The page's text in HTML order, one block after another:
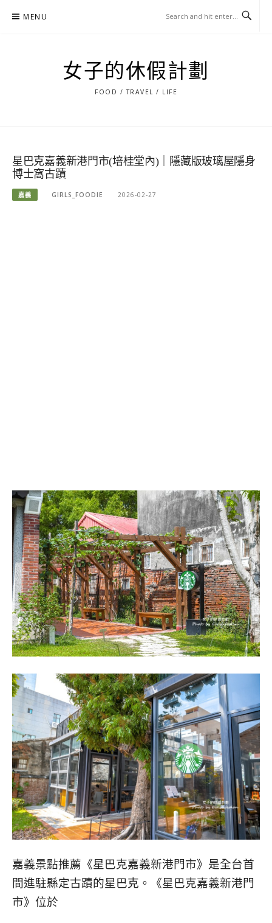
MENU
女子的休假計劃
FOOD / TRAVEL / LIFE
星巴克嘉義新港門市(培桂堂內)｜隱藏版玻璃屋隱身
博士窩古蹟
嘉義 GIRLS_FOODIE 2026-02-27
嘉義景點推薦《星巴克嘉義新港門市》是全台首
間進駐縣定古蹟的星巴克。《星巴克嘉義新港門
市》位於